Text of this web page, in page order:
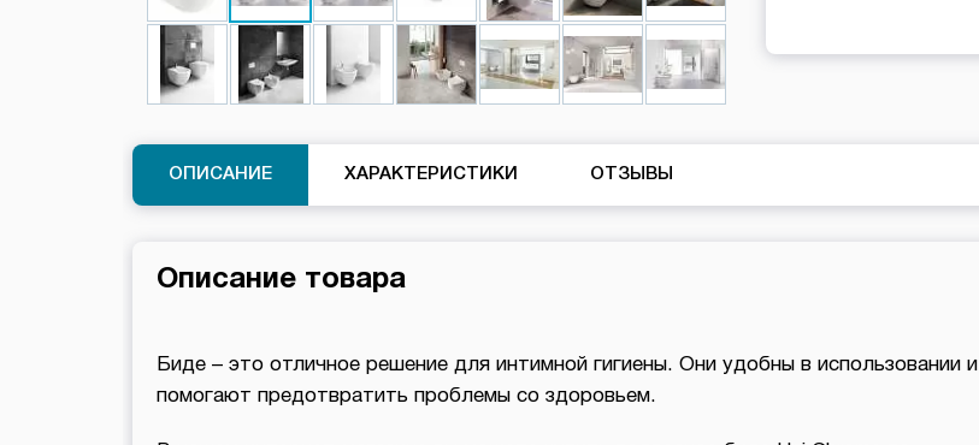
ОПИСАНИЕ ХАРАКТЕРИСТИКИ ОТЗЫВЫ
Описание товара
Биде – это отличное решение для интимной гигиены. Они удобны в использовании и
помогают предотвратить проблемы со здоровьем.